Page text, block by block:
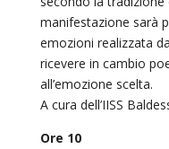
manifestazione sarà
emozioni realizzata
ricevere in cambio
all’emozione scelta.
A cura dell’IISS
Ore 10